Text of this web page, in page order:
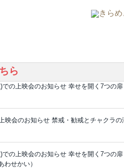
きら
ら
での上映会のお知らせ 幸せを開く7つの
映会のお知らせ 禁戒・勧戒とチャクラ
での上映会のお知らせ 幸せを開く7つの
わせかい）